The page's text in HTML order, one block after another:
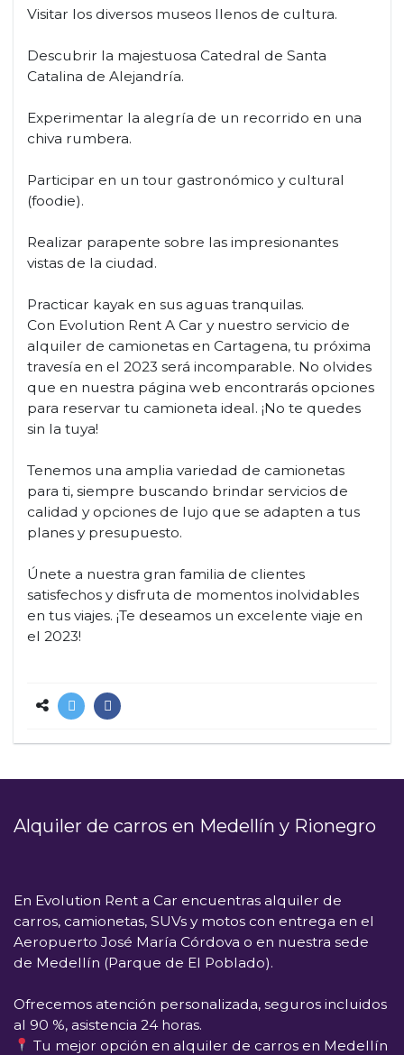
Visitar los diversos museos llenos de cultura.
Descubrir la majestuosa Catedral de Santa
Catalina de Alejandría.
Experimentar la alegría de un recorrido en una
chiva rumbera.
Participar en un tour gastronómico y cultural
(foodie).
Realizar parapente sobre las impresionantes
vistas de la ciudad.
Practicar kayak en sus aguas tranquilas.
Con Evolution Rent A Car y nuestro servicio de
alquiler de camionetas en Cartagena, tu próxima
travesía en el 2023 será incomparable. No olvides
que en nuestra página web encontrarás opciones
para reservar tu camioneta ideal. ¡No te quedes
sin la tuya!
Tenemos una amplia variedad de camionetas
para ti, siempre buscando brindar servicios de
calidad y opciones de lujo que se adapten a tus
planes y presupuesto.
Únete a nuestra gran familia de clientes
satisfechos y disfruta de momentos inolvidables
en tus viajes. ¡Te deseamos un excelente viaje en
el 2023!
Alquiler de carros en Medellín y Rionegro
En Evolution Rent a Car encuentras alquiler de
carros, camionetas, SUVs y motos con entrega en el
Aeropuerto José María Córdova o en nuestra sede
de Medellín (Parque de El Poblado).
Ofrecemos atención personalizada, seguros incluidos
al 90 %, asistencia 24 horas.
Tu mejor opción en alquiler de carros en Medellín